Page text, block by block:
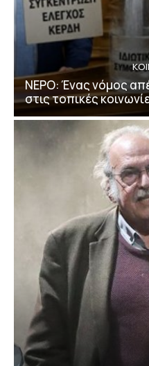
ΝΕΡΟ: Ένας νόμος
στις τοπικές